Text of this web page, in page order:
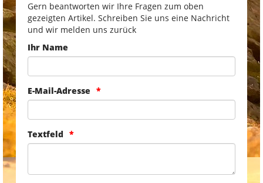
Gern beantworten wir Ihre Fragen zum oben
gezeigten Artikel. Schreiben Sie uns eine Nachricht
und wir melden uns zurück
Ihr Name
E-Mail-Adresse
Textfeld